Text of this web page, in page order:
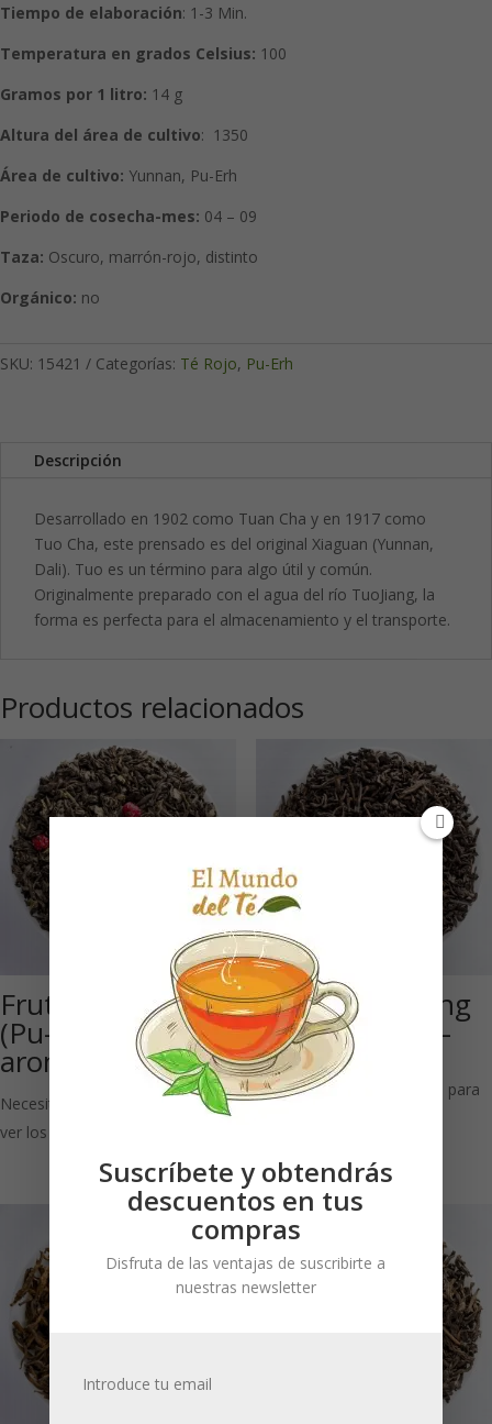
Tiempo de elaboración: 1-3 Min.
Temperatura en grados Celsius: 100
Gramos por 1 litro: 14 g
Altura del área de cultivo: 1350
Área de cultivo: Yunnan, Pu-Erh
Periodo de cosecha-mes: 04 – 09
Taza: Oscuro, marrón-rojo, distinto
Orgánico: no
SKU: 15421 Categorías: Té Rojo, Pu-Erh
Descripción
Desarrollado en 1902 como Tuan Cha y en 1917 como
Tuo Cha, este prensado es del original Xiaguan (Yunnan,
Dali). Tuo es un término para algo útil y común.
Originalmente preparado con el agua del río TuoJiang, la
forma es perfecta para el almacenamiento y el transporte.
Productos relacionados
Frutas de Bosque
(Pu-Erh
aromatizado)
Necesitas estar registrado para
ver los precios
High Grade King
of Pu-Erh Bio –
shu: Té rojo
Necesitas estar registrado para
Suscríbete y obtendrás
descuentos en tus
compras
Disfruta de las ventajas de suscribirte a
nuestras newsletter
Introduce tu email